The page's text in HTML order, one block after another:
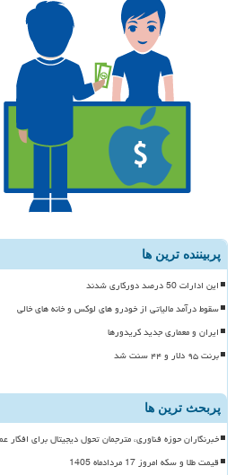
پربیننده ترین ها
این ادارات 50 درصد دورکاری شدند
سقوط درآمد مالیاتی از خودرو های لوکس و خانه های خالی
ایران و معماری جدید کریدورها
برنت ۹۵ دلار و ۴۴ سنت شد
پربحث ترین ها
خبرنگاران حوزه فناوری، مترجمان تحول دیجیتال برای
قیمت طلا و سکه امروز 17 مردادماه 1405